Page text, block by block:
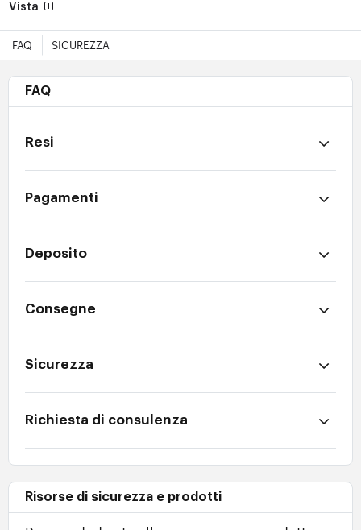
Vista
FAQ SICUREZZA
FAQ
Resi
Pagamenti
Deposito
Consegne
Sicurezza
Richiesta di consulenza
Risorse di sicurezza e prodotti